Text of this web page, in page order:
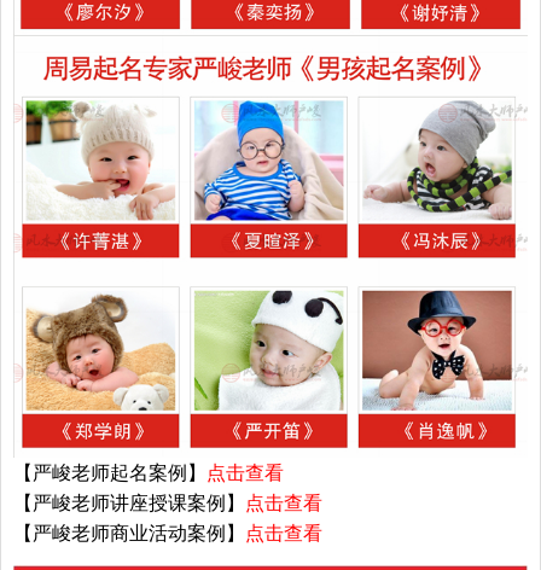
【严峻老师起名案例】
点击查看
【严峻老师讲座授课案例】
点击查看
【严峻老师商业活动案例】
点击查看